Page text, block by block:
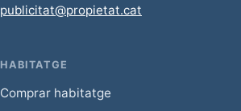
publicitat@propietat.cat
HABITATGE
Comprar habitatge